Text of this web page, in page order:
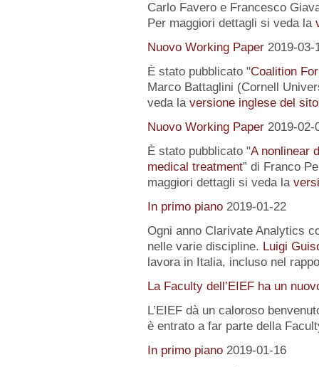
Carlo Favero e Francesco
Per maggiori dettagli si veda la
Nuovo Working Paper 2019-03-
È stato pubblicato "Coalition
Marco Battaglini (Cornell
veda la versione inglese del sito
Nuovo Working Paper 2019-02-
È stato pubblicato "A nonlinear
medical treatment” di Franco
maggiori dettagli si veda la
In primo piano 2019-01-22
Ogni anno Clarivate Analytics
nelle varie discipline. Luigi
lavora in Italia, incluso nel
La Faculty dell’EIEF ha un
L’EIEF dà un caloroso
è entrato a far parte della
In primo piano 2019-01-16